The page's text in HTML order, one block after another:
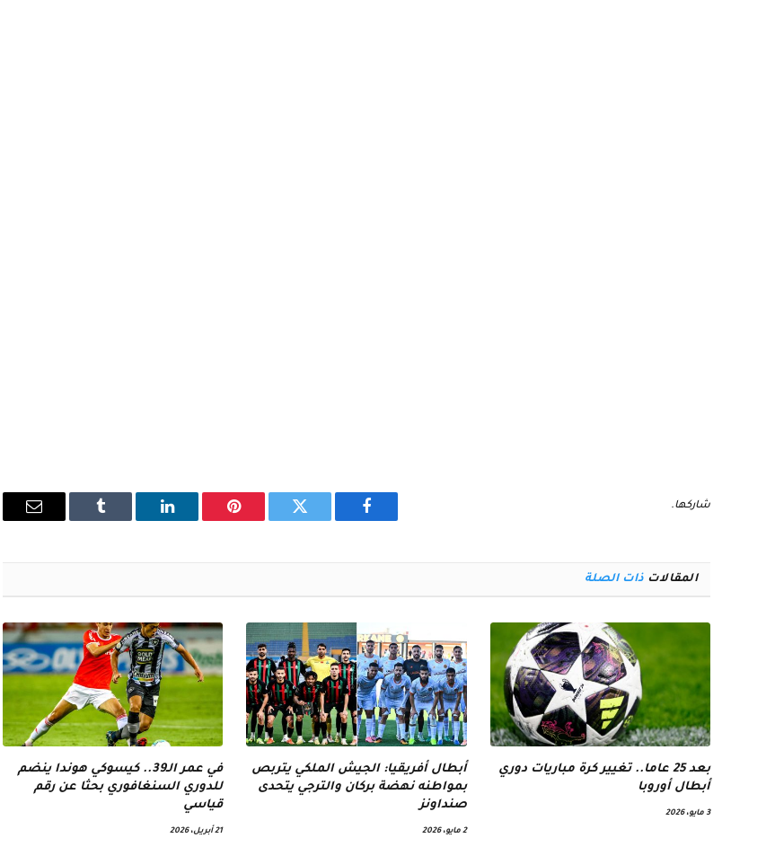
شاركها.
فيسبوك تويتر بينتيريستلينكدإن Tumblr
البريد
المقالات ذات الصلة
بعد 25 عاما.. تغيير كرة مباريات دوري
أبطال أوروبا
3 مايو، 2026
أبطال أفريقيا: الجيش الملكي يتربص
بمواطنه نهضة بركان والترجي يتحدى
صنداونز
2 مايو، 2026
في عمر الـ39.. كيسوكي هوندا ينضم
للدوري السنغافوري بحثا عن رقم
قياسي
21 أبريل، 2026